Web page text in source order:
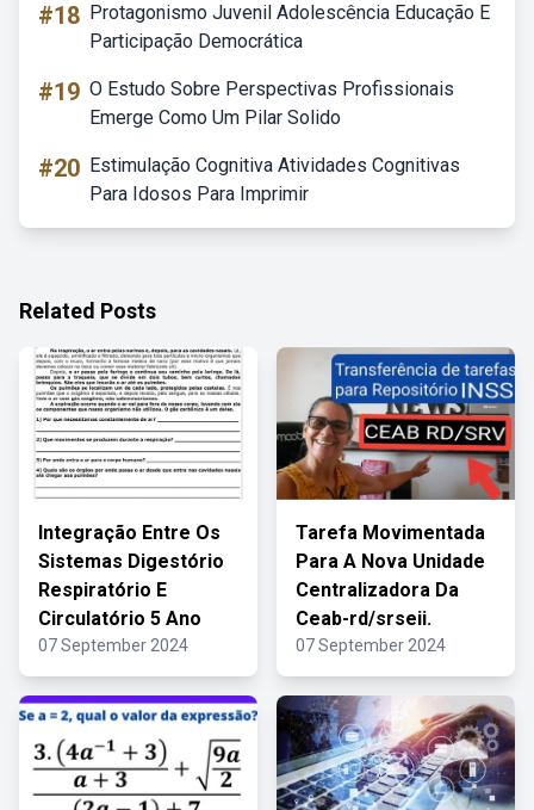
#18 Protagonismo Juvenil Adolescência Educação E
Participação Democrática
#19 O Estudo Sobre Perspectivas Profissionais
Emerge Como Um Pilar Solido
#20 Estimulação Cognitiva Atividades Cognitivas
Para Idosos Para Imprimir
Related Posts
Integração Entre Os
Sistemas Digestório
Respiratório E
Circulatório 5 Ano
07 September 2024
Tarefa Movimentada
Para A Nova Unidade
Centralizadora Da
Ceab-rd/srseii.
07 September 2024